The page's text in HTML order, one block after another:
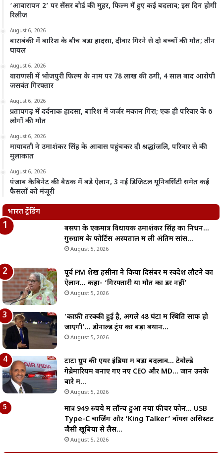
‘आवारापन 2’ पर सेंसर बोर्ड की मुहर, फिल्म में हुए कई बदलाव; इस दिन होगी
रिलीज
August 6, 2026
बाराबंकी में बारिश के बीच बड़ा हादसा, दीवार गिरने से दो बच्चों की मौत; तीन
घायल
August 6, 2026
वाराणसी में भोजपुरी फिल्म के नाम पर 78 लाख की ठगी, 4 साल बाद आरोपी
जसवंत गिरफ्तार
August 6, 2026
प्रतापगढ़ में दर्दनाक हादसा, बारिश में जर्जर मकान गिरा; एक ही परिवार के 6
लोगों की मौत
August 6, 2026
मायावती ने उमाशंकर सिंह के आवास पहुंचकर दी श्रद्धांजलि, परिवार से की
मुलाकात
August 6, 2026
पंजाब कैबिनेट की बैठक में बड़े ऐलान, 3 नई डिजिटल यूनिवर्सिटी समेत कई
फैसलों को मंजूरी
भारत ट्रेंडिंग
बसपा के एकमात्र विधायक उमाशंकर सिंह का निधन…
गुरुग्राम के फोर्टिस अस्पताल में ली अंतिम सांस…
August 5, 2026
पूर्व PM शेख हसीना ने किया दिसंबर में स्वदेश लौटने का
ऐलान… कहा- ‘गिरफ्तारी या मौत का डर नहीं’
August 5, 2026
‘काफ़ी तरक्की हुई है, अगले 48 घंटों में स्थिति साफ हो
जाएगी’… डोनाल्ड ट्रंप का बड़ा बयान…
August 5, 2026
टाटा ग्रुप की एयर इंडिया में बड़ा बदलाव… टेवोल्डे
गेब्रेमारियम बनाए गए नए CEO और MD… जानें उनके
बारे में…
August 5, 2026
मात्र 949 रुपये में लॉन्च हुआ नया फीचर फोन… USB
Type-C चार्जिंग और ‘King Talker’ वॉयस असिस्टेंट
जैसी खूबियों से लैस…
August 5, 2026